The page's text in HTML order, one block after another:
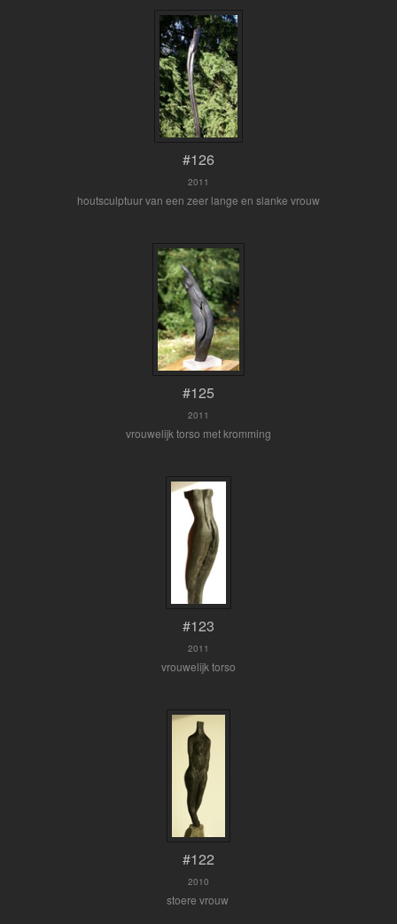
#126
2011
houtsculptuur van een zeer lange en slanke vrouw
#125
2011
vrouwelijk torso met kromming
#123
2011
vrouwelijk torso
#122
2010
stoere vrouw